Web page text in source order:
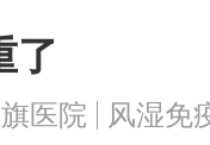
了
医院 风湿免